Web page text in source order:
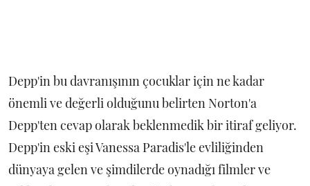
Depp'in bu davranışının çocuklar için ne kadar
önemli ve değerli olduğunu belirten Norton'a
Depp'ten cevap olarak beklenmedik bir itiraf geliyor.
Depp'in eski eşi Vanessa Paradis'le evliliğinden
dünyaya gelen ve şimdilerde oynadığı filmler ve